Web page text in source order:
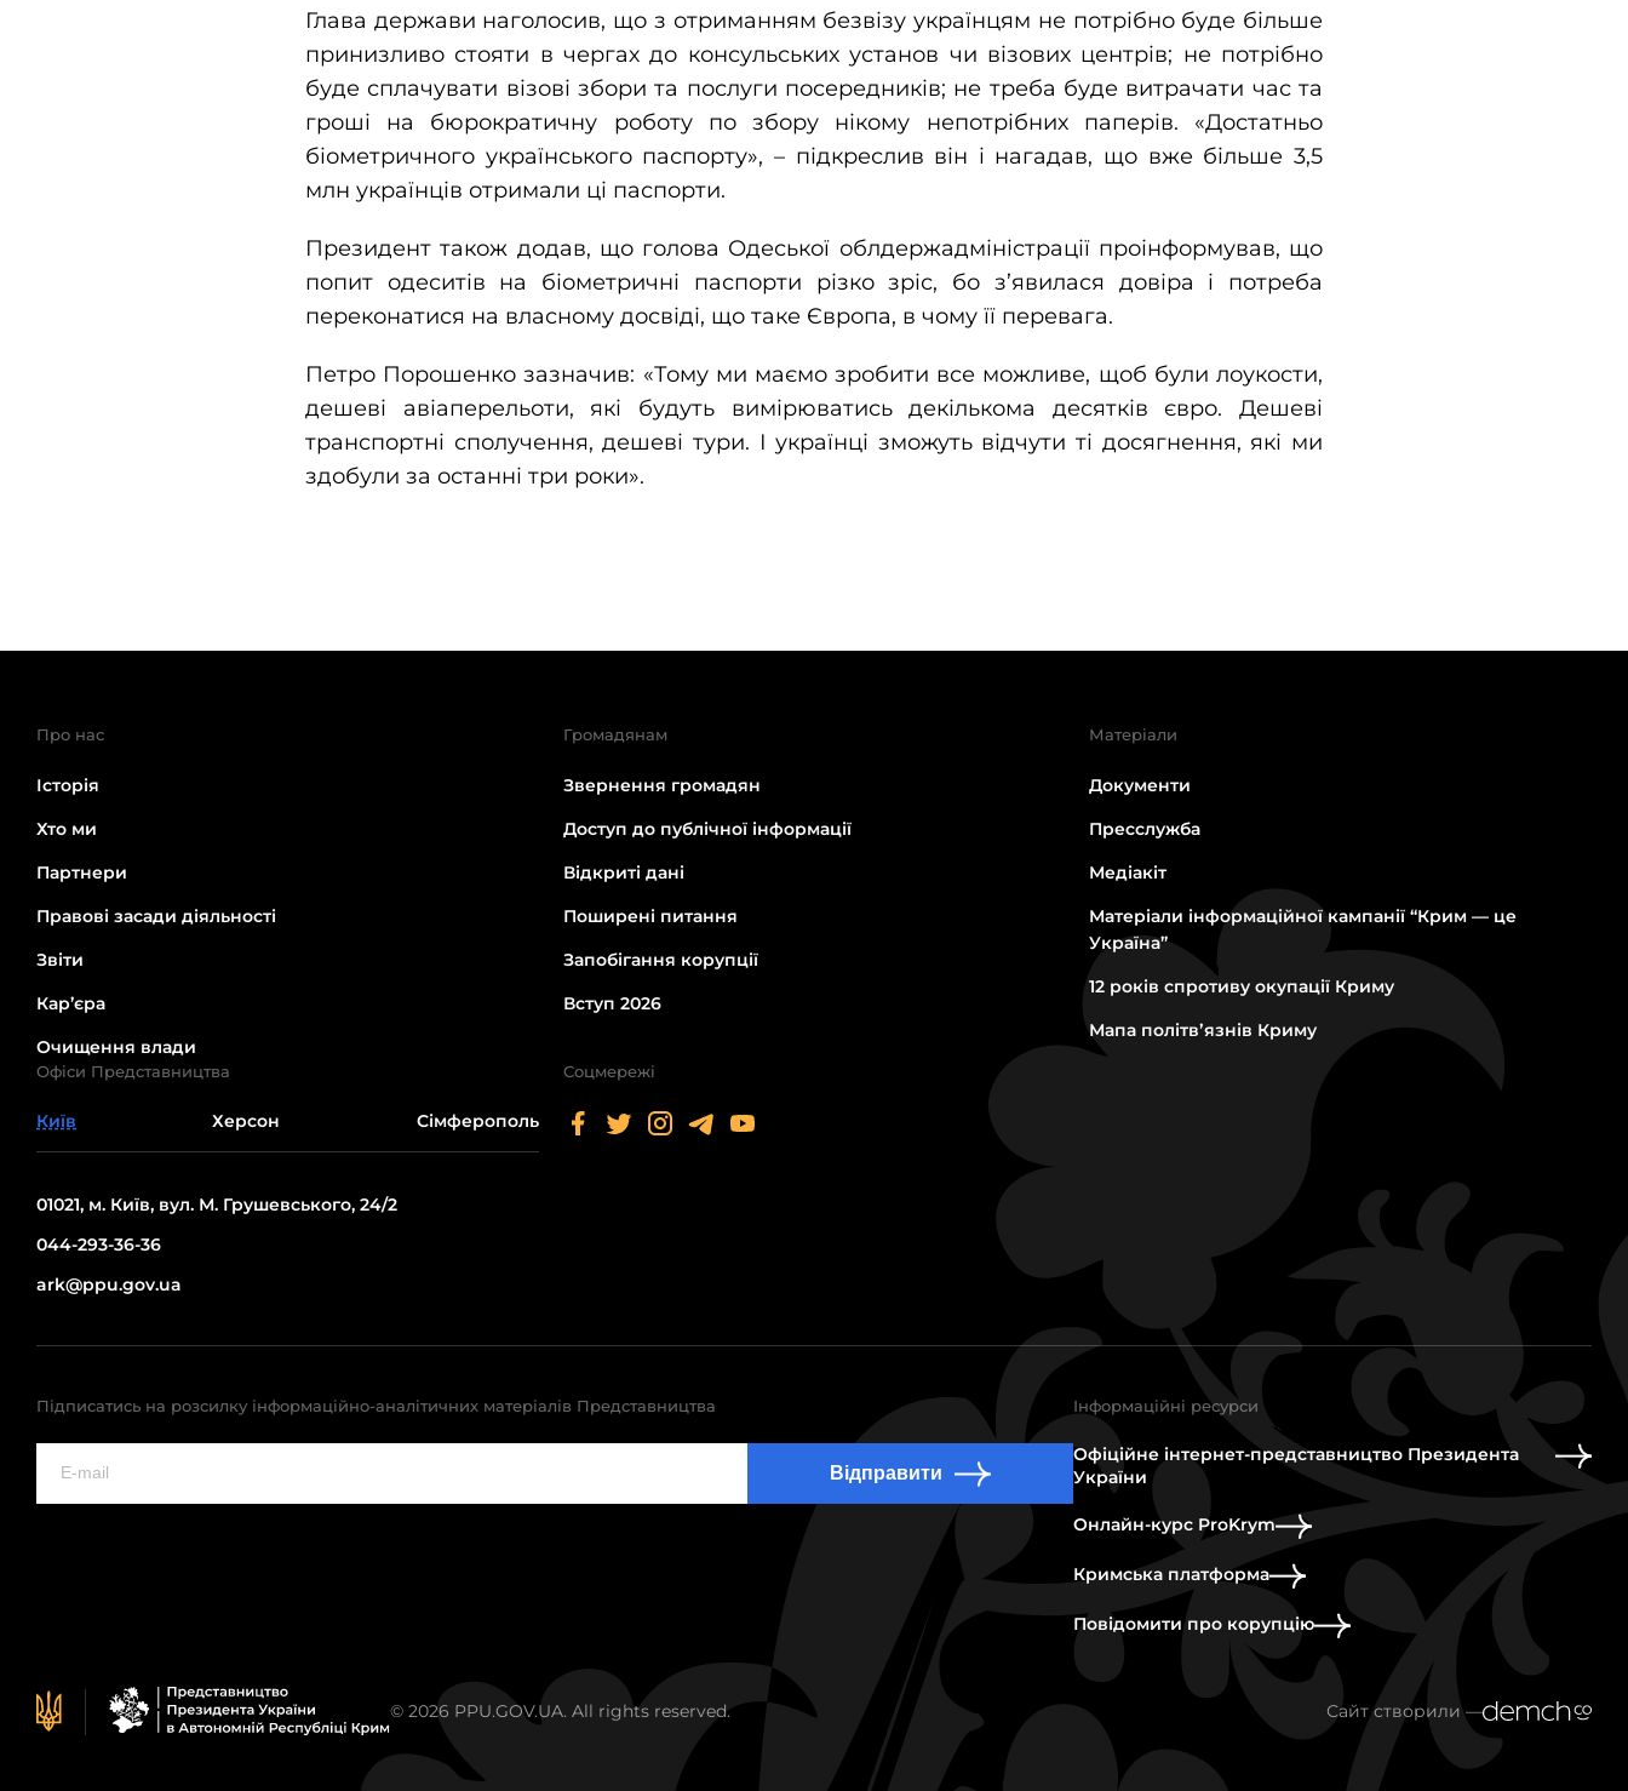
Глава держави наголосив, що з отриманням безвізу українцям не потрібно буде більше
принизливо стояти в чергах до консульських установ чи візових центрів; не потрібно
буде сплачувати візові збори та послуги посередників; не треба буде витрачати час та
гроші на бюрократичну роботу по збору нікому непотрібних паперів. «Достатньо
біометричного українського паспорту», – підкреслив він і нагадав, що вже більше 3,5
млн українців отримали ці паспорти.
Президент також додав, що голова Одеської облдержадміністрації проінформував, що
попит одеситів на біометричні паспорти різко зріс, бо з’явилася довіра і потреба
переконатися на власному досвіді, що таке Європа, в чому її перевага.
Петро Порошенко зазначив: «Тому ми маємо зробити все можливе, щоб були лоукости,
дешеві авіаперельоти, які будуть вимірюватись декількома десятків євро. Дешеві
транспортні сполучення, дешеві тури. І українці зможуть відчути ті досягнення, які ми
здобули за останні три роки».
Про нас
Історія
Хто ми
Партнери
Правові засади діяльності
Звіти
Кар’єра
Очищення влади
Громадянам
Звернення громадян
Доступ до публічної інформації
Відкриті дані
Поширені питання
Запобігання корупції
Вступ 2026
Матеріали
Документи
Пресслужба
Медіакіт
Матеріали інформаційної кампанії “Крим — це
Україна”
12 років спротиву окупації Криму
Мапа політвʼязнів Криму
Офіси Представництва
Київ Херсон Сімферополь
01021, м. Київ, вул. М. Грушевського, 24/2
044-293-36-36
ark@ppu.gov.ua
Соцмережі
Підписатись на розсилку інформаційно-аналітичних матеріалів Представництва
Відправити
Інформаційні ресурси
Офіційне інтернет-представництво Президента
України
Онлайн-курс ProKrym
Кримська платформа
Повідомити про корупцію
© 2026 PPU.GOV.UA. All rights reserved. Сайт створили —